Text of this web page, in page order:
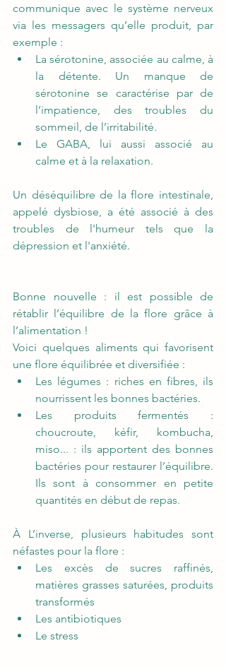
communique avec le système nerveux
via les messagers qu’elle produit, par
exemple :
La sérotonine, associée au calme, à
la détente. Un manque de
sérotonine se caractérise par de
l’impatience, des troubles du
sommeil, de l’irritabilité.
Le GABA, lui aussi associé au
calme et à la relaxation.
Un déséquilibre de la flore intestinale,
appelé dysbiose, a été associé à des
troubles de l'humeur tels que la
dépression et l'anxiété.
Bonne nouvelle : il est possible de
rétablir l’équilibre de la flore grâce à
l’alimentation !
Voici quelques aliments qui favorisent
une flore équilibrée et diversifiée :
Les légumes : riches en fibres, ils
nourrissent les bonnes bactéries.
Les produits fermentés :
choucroute, kéfir, kombucha,
miso... : ils apportent des bonnes
bactéries pour restaurer l’équilibre.
Ils sont à consommer en petite
quantités en début de repas.
À L’inverse, plusieurs habitudes sont
néfastes pour la flore :
Les excès de sucres raffinés,
matières grasses saturées, produits
transformés
Les antibiotiques
Le stress